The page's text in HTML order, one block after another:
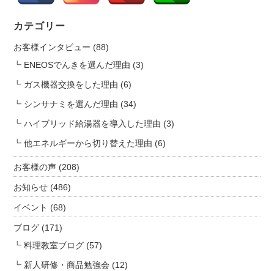
o
カテゴリー
お客様インタビュー (88)
ENEOSでんきを選んだ理由 (3)
ガス機器交換をした理由 (6)
シンサナミを選んだ理由 (34)
ハイブリッド給湯器を導入した理由 (3)
他エネルギーから切り替えた理由 (6)
お客様の声 (208)
お知らせ (486)
イベント (68)
ブログ (171)
料理教室ブログ (57)
新人研修・商品勉強会 (12)